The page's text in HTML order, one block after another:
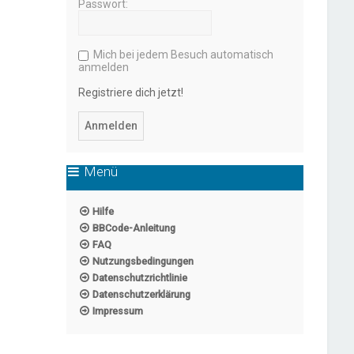
Passwort:
Mich bei jedem Besuch automatisch
anmelden
Registriere dich jetzt!
Menü
Hilfe
BBCode-Anleitung
FAQ
Nutzungsbedingungen
Datenschutzrichtlinie
Datenschutzerklärung
Impressum